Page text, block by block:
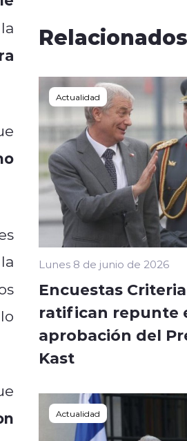
Relacionados
Actualidad
Lunes 8 de junio de 2026
Encuestas
ratifican repunte
aprobación del
Kast
Actualidad